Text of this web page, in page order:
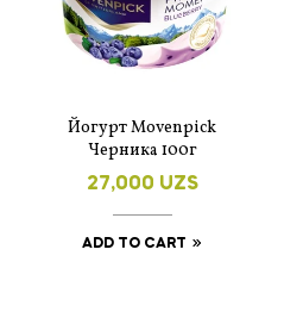
Йогурт Movenpick
Черника 100г
27,000 UZS
ADD TO CART